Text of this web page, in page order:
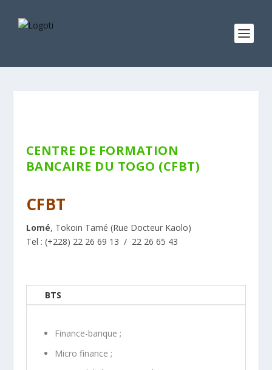
CENTRE DE FORMATION
BANCAIRE DU TOGO (CFBT)
CFBT
Lomé, Tokoin Tamé (Rue Docteur Kaolo)
Tel : (+228) 22 26 69 13 / 22 26 65 43
BTS
Finance-banque ;
Micro finance ;